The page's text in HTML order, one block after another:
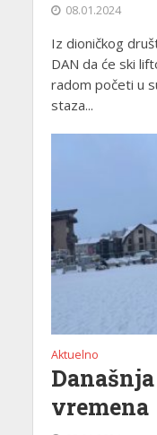
08.01.2024
Iz dioničkog
DAN da će ski
radom početi u
staza...
Aktuelno
vremena